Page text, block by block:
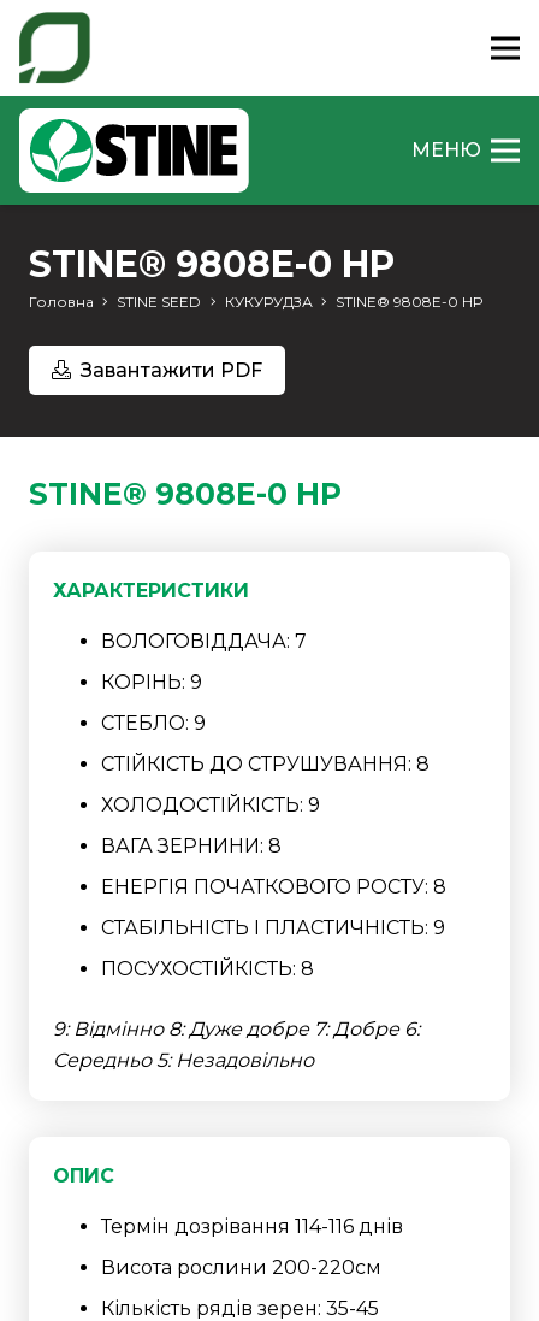
МЕНЮ
STINE® 9808E-0 HP
Головна STINE SEED КУКУРУДЗА STINE® 9808E-0 HP
Завантажити PDF
STINE® 9808E-0 HP
ХАРАКТЕРИСТИКИ
ВОЛОГОВІДДАЧА: 7
КОРІНЬ: 9
СТЕБЛО: 9
СТІЙКІСТЬ ДО СТРУШУВАННЯ: 8
ХОЛОДОСТІЙКІСТЬ: 9
ВАГА ЗЕРНИНИ: 8
ЕНЕРГІЯ ПОЧАТКОВОГО РОСТУ: 8
СТАБІЛЬНІСТЬ І ПЛАСТИЧНІСТЬ: 9
ПОСУХОСТІЙКІСТЬ: 8
9: Відмінно 8: Дуже добре 7: Добре 6:
Середньо 5: Незадовільно
ОПИС
Термін дозрівання 114-116 днів
Висота рослини 200-220см
Кількість рядів зерен: 35-45